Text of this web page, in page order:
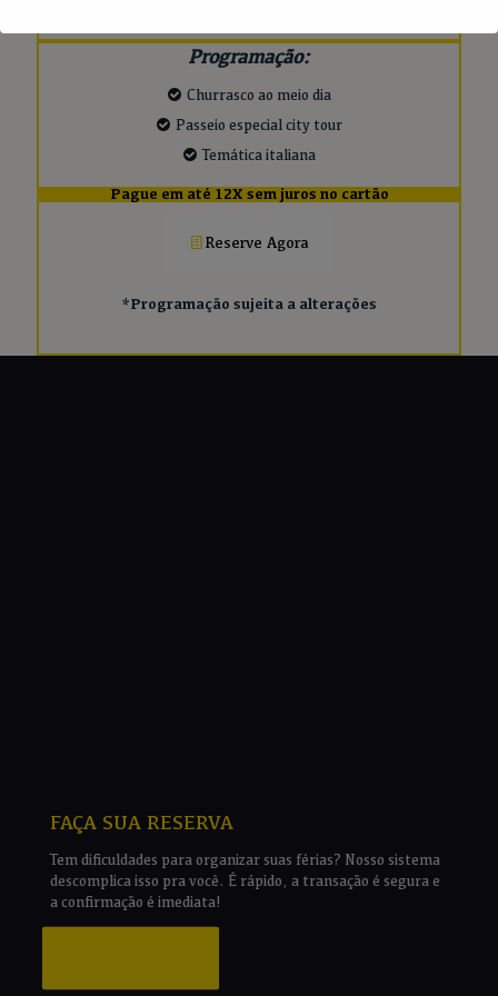
Programação:
Churrasco ao meio dia
Passeio especial city tour
Temática italiana
Pague em até 12X sem juros no cartão
Reserve Agora
*Programação sujeita a alterações
FAÇA SUA RESERVA
Tem dificuldades para organizar suas férias? Nosso sistema
descomplica isso pra você. É rápido, a transação é segura e
a confirmação é imediata!